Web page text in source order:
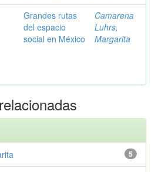
Grandes rutas
del espacio
social en México
Camarena
Luhrs,
Margarita
5